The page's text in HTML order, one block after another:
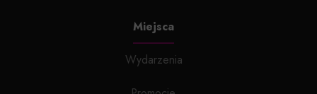
Miejsca
Wydarzenia